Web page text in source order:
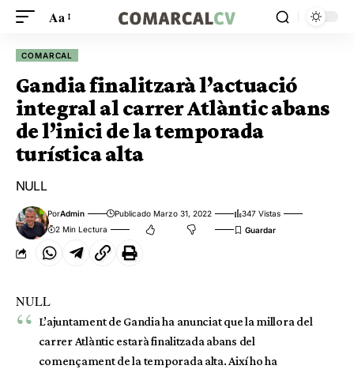
Aa
COMARCAL
Gandia finalitzarà l’actuació
integral al carrer Atlàntic abans
de l’inici de la temporada
turística alta
NULL
PorAdmin Publicado Marzo 31, 2022
347 Vistas
2 Min Lectura
NULL
L’ajuntament de Gandia ha anunciat que la millora del
carrer Atlàntic estarà finalitzada abans del
començament de la temporada alta. Així ho ha